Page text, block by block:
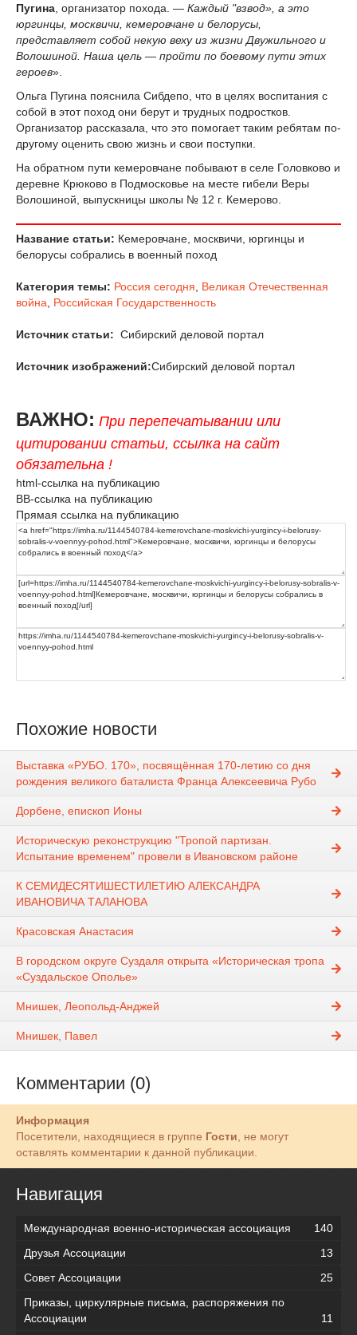
Пугина, организатор похода. — Каждый "взвод», а это
юргинцы, москвичи, кемеровчане и белорусы,
представляет собой некую веху из жизни Двужильного и
Волошиной. Наша цель — пройти по боевому пути этих
героев».
Ольга Пугина пояснила Сибдепо, что в целях воспитания с
собой в этот поход они берут и трудных подростков.
Организатор рассказала, что это помогает таким ребятам по-
другому оценить свою жизнь и свои поступки.
На обратном пути кемеровчане побывают в селе Головково и
деревне Крюково в Подмосковье на месте гибели Веры
Волошиной, выпускницы школы № 12 г. Кемерово.
Название статьи: Кемеровчане, москвичи, юргинцы и
белорусы собрались в военный поход
Категория темы: Россия сегодня
Великая Отечественная
война
Российская Государственность
Источник статьи: Сибирский деловой портал
Источник изображений:Сибирский деловой портал
ВАЖНО: При перепечатывании или
цитировании статьи, ссылка на сайт
обязательна !
html-ссылка на публикацию
BB-ссылка на публикацию
Прямая ссылка на публикацию
Похожие новости
Выставка «РУБО. 170», посвящённая 170-летию со дня
рождения великого баталиста Франца Алексеевича Рубо
Дорбене, епископ Ионы
Историческую реконструкцию "Тропой партизан.
Испытание временем" провели в Ивановском районе
К СЕМИДЕСЯТИШЕСТИЛЕТИЮ АЛЕКСАНДРА
ИВАНОВИЧА ТАЛАНОВА
Красовская Анастасия
В городском округе Суздаля открыта «Историческая тропа
«Суздальское Ополье»
Мнишек, Леопольд-Анджей
Мнишек, Павел
Комментарии (0)
Информация
Посетители, находящиеся в группе Гости, не могут
оставлять комментарии к данной публикации.
Навигация
Международная военно-историческая ассоциация
140
Друзья Ассоциации
13
Совет Ассоциации
25
Приказы, циркулярные письма, распоряжения по
Ассоциации
11